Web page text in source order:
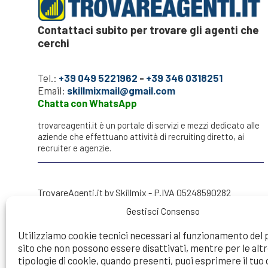
Gestisci Consenso
Utilizziamo cookie tecnici necessari al funzionamento del
sito che non possono essere disattivati, mentre per le
tipologie di cookie, quando presenti, puoi esprimere il tuo
Contattaci subito per trovare gli agenti che
cerchi
Tel.: +39 049 5221962 - +39 346 0318251
Email: skillmixmail@gmail.com
Chatta con WhatsApp
trovareagenti.it è un portale di servizi e mezzi dedicato alle
aziende che effettuano attività di recruiting diretto, ai
recruiter e agenzie.
TrovareAgenti.it by Skillmix - P.IVA 05248590282
Try to make a search...